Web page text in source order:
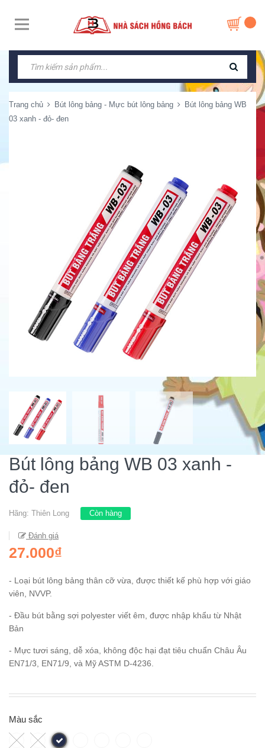
Trang chủ Bút lông bảng - Mực bút lông bảng
Bút lông bảng WB
03 xanh - đỏ- đen
Bút lông bảng WB 03 xanh -
đỏ- đen
Hãng: Thiên Long Còn hàng
Đánh giá
27.000₫
- Loại bút lông bảng thân cỡ vừa, được thiết kế phù hợp với giáo
viên, NVVP.
- Đầu bút bằng sợi polyester viết êm, được nhập khẩu từ Nhật
Bản
- Mực tươi sáng, dễ xóa, không độc hại đạt tiêu chuẩn Châu Âu
EN71/3, EN71/9, và Mỹ ASTM D-4236.
Màu sắc